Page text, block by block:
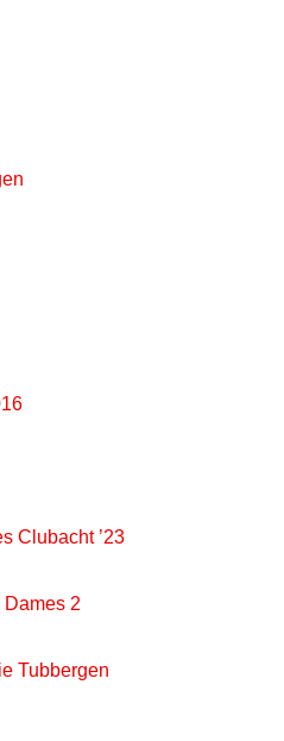
Clubacht ’23
2
Tubbergen